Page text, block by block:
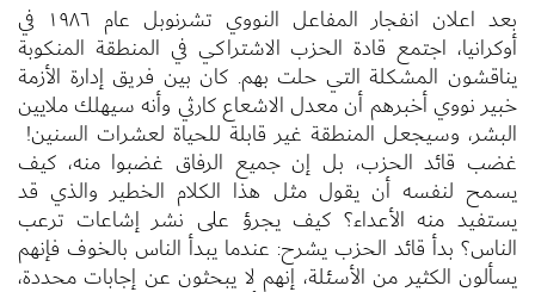
بعد اعلان انفجار المفاعل النووي تشرنوبل عام ١٩٨٦ في
أوكرانيا، اجتمع قادة الحزب الاشتراكي في المنطقة المنكوبة
يناقشون المشكلة التي حلت بهم. كان بين فريق إدارة الأزمة
خبير نووي أخبرهم أن معدل الاشعاع كارثي وأنه سيهلك ملايين
البشر، وسيجعل المنطقة غير قابلة للحياة لعشرات السنين!
غضب قائد الحزب، بل إن جميع الرفاق غضبوا منه، كيف
يسمح لنفسه أن يقول مثل هذا الكلام الخطير والذي قد
يستفيد منه الأعداء؟ كيف يجرؤ على نشر إشاعات ترعب
الناس؟ بدأ قائد الحزب يشرح: عندما يبدأ الناس بالخوف فإنهم
يسألون الكثير من الأسئلة، إنهم لا يبحثون عن إجابات محددة،